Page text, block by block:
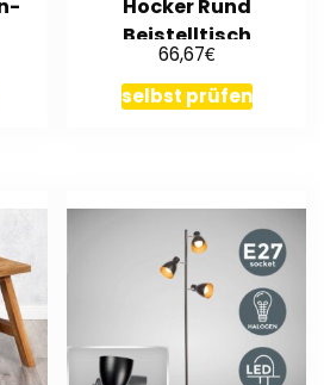
Hocker Rund
Beistelltisch
Sitzhocker
66,67€
selbst prüfen